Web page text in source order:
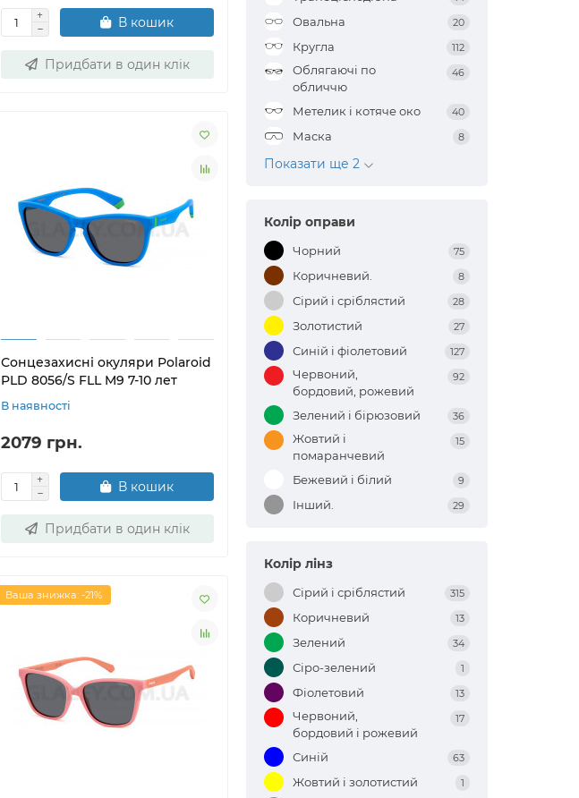
В кошик
Придбати в один клік
Сонцезахисні окуляри Polaroid
PLD 8056/S FLL M9 7-10 лет
В наявності
2079 грн.
В кошик
Придбати в один клік
Ваша знижка: -21%
Овальна 20
Кругла 112
Облягаючі по
обличчю
46
Метелик і котяче око 40
Маска 8
Показати ще 2
Колір оправи
Чорний 75
Коричневий. 8
Сірий і сріблястий 28
Золотистий 27
Синій і фіолетовий 127
Червоний,
бордовий, рожевий
92
Зелений і бірюзовий 36
Жовтий і
помаранчевий
15
Бежевий і білий 9
Інший. 29
Колір лінз
Сірий і сріблястий 315
Коричневий 13
Зелений 34
Сіро-зелений 1
Фіолетовий 13
Червоний,
бордовий і рожевий
17
Синій 63
Жовтий і золотистий 1